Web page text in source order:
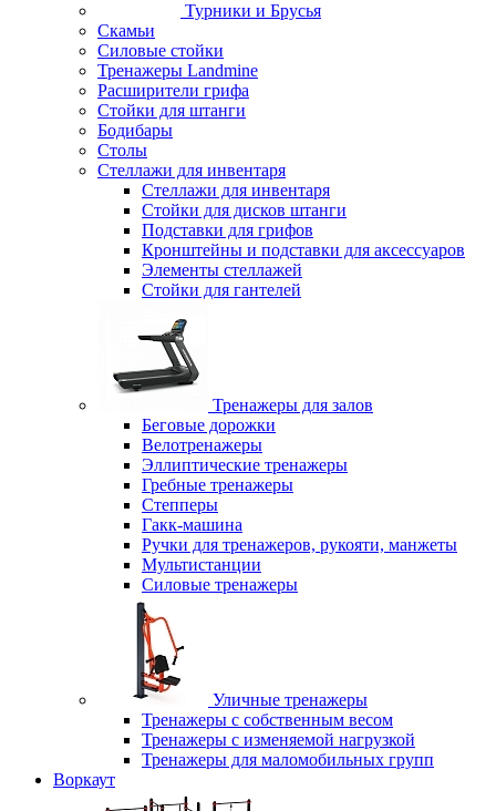
Турники и Брусья
Скамьи
Силовые стойки
Тренажеры Landmine
Расширители грифа
Стойки для штанги
Бодибары
Столы
Стеллажи для инвентаря
Стеллажи для инвентаря
Стойки для дисков штанги
Подставки для грифов
Кронштейны и подставки для аксессуаров
Элементы стеллажей
Стойки для гантелей
Тренажеры для залов
Беговые дорожки
Велотренажеры
Эллиптические тренажеры
Гребные тренажеры
Степперы
Гакк-машина
Ручки для тренажеров, рукояти, манжеты
Мультистанции
Силовые тренажеры
Уличные тренажеры
Тренажеры с собственным весом
Тренажеры с изменяемой нагрузкой
Тренажеры для маломобильных групп
Воркаут